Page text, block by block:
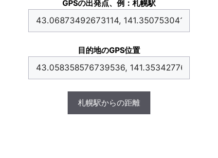
GPSの出発点、例：札幌駅
目的地のGPS位置
札幌駅からの距離